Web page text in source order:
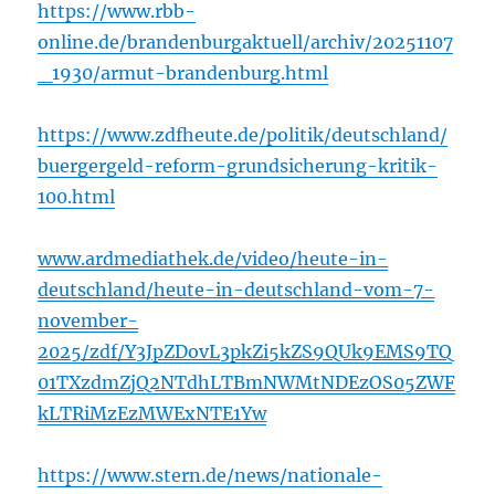
https://www.rbb-
online.de/brandenburgaktuell/archiv/20251107
_1930/armut-brandenburg.html
https://www.zdfheute.de/politik/deutschland/
buergergeld-reform-grundsicherung-kritik-
100.html
www.ardmediathek.de/video/heute-in-
deutschland/heute-in-deutschland-vom-7-
november-
2025/zdf/Y3JpZDovL3pkZi5kZS9QUk9EMS9TQ
01TXzdmZjQ2NTdhLTBmNWMtNDEzOS05ZWF
kLTRiMzEzMWExNTE1Yw
https://www.stern.de/news/nationale-